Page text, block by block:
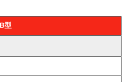
型